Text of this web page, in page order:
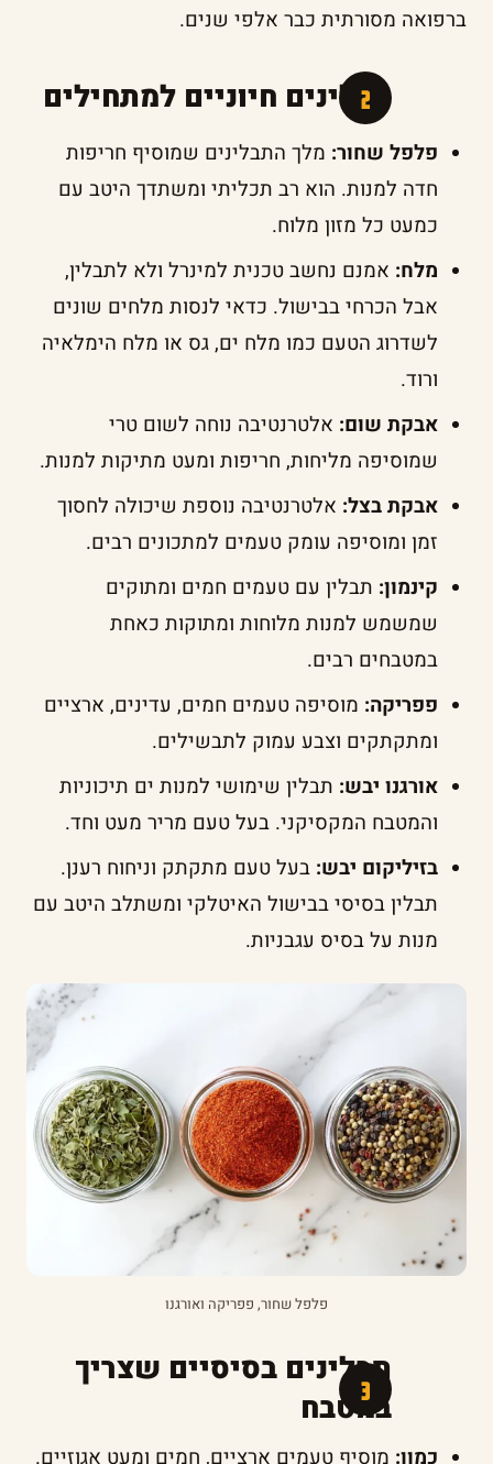
ברפואה מסורתית כבר אלפי שנים.
תבלינים חיוניים למתחילים
פלפל שחור: מלך התבלינים שמוסיף חריפות
חדה למנות. הוא רב תכליתי ומשתדך היטב עם
כמעט כל מזון מלוח.
מלח: אמנם נחשב טכנית למינרל ולא לתבלין,
אבל הכרחי בבישול. כדאי לנסות מלחים שונים
לשדרוג הטעם כמו מלח ים, גס או מלח הימלאיה
ורוד.
אבקת שום: אלטרנטיבה נוחה לשום טרי
שמוסיפה מליחות, חריפות ומעט מתיקות למנות.
אבקת בצל: אלטרנטיבה נוספת שיכולה לחסוך
זמן ומוסיפה עומק טעמים למתכונים רבים.
קינמון: תבלין עם טעמים חמים ומתוקים
שמשמש למנות מלוחות ומתוקות כאחת
במטבחים רבים.
פפריקה: מוסיפה טעמים חמים, עדינים, ארציים
ומתקתקים וצבע עמוק לתבשילים.
אורגנו יבש: תבלין שימושי למנות ים תיכוניות
והמטבח המקסיקני. בעל טעם מריר מעט וחד.
בזיליקום יבש: בעל טעם מתקתק וניחוח רענן.
תבלין בסיסי בבישול האיטלקי ומשתלב היטב עם
מנות על בסיס עגבניות.
פלפל שחור, פפריקה ואורגנו
תבלינים בסיסיים שצריך
במטבח